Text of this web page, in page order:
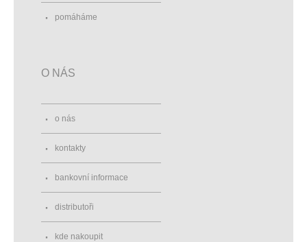
pomáháme
O NÁS
o nás
kontakty
bankovní informace
distributoři
kde nakoupit